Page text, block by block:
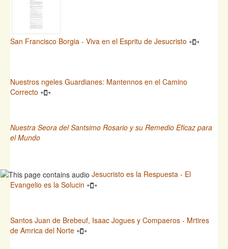
San Francisco Borgia - Viva en el Espritu de Jesucristo
Nuestros ngeles Guardianes: Mantennos en el Camino
Correcto
Nuestra Seora del Santsimo Rosario y su Remedio Eficaz para
el Mundo
Jesucristo es la Respuesta - El
Evangelio es la Solucin
Santos Juan de Brebeuf, Isaac Jogues y Compaeros - Mrtires
de Amrica del Norte